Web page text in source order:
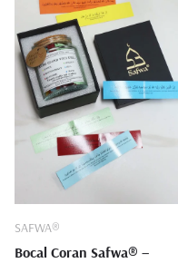
SAFWA®
Bocal Coran Safwa® –